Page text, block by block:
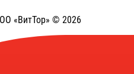
«ВитТор» © 2026